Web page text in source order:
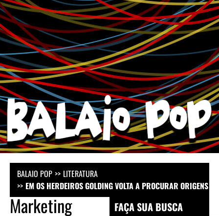
BALAIO POP
LITERATURA
EM OS HERDEIROS GOLDING VOLTA A PROCURAR ORIGENS
Marketing FAÇA SUA BUSCA